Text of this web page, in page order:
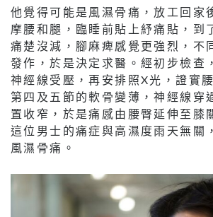
他覺得可能是風濕骨痛，放工回家
摩腰和腿，臨睡前貼上紓痛貼，到
痛楚沒減，腳麻痺感覺更強烈，不
發作，於是決定求醫。經初步檢查
神經線受壓，再安排照X光，證實
第四及五節的軟骨變薄，神經線穿
置收窄，於是痛感由腰臀延伸至膝
這位男士的痛症與高濕度雨天無關
風濕骨痛。